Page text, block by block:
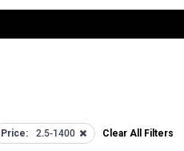
Price: 2.5-1400 Clear All Filters